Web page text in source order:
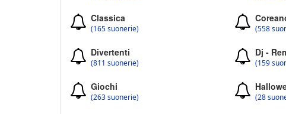
Classica
(165 suonerie) (558
Divertenti
(811 suonerie)
Dj -
(159
Giochi
(263 suonerie) (28